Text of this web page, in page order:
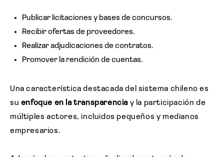
Publicar licitaciones y bases de concursos.
Recibir ofertas de proveedores.
Realizar adjudicaciones de contratos.
Promover la rendición de cuentas.
Una característica destacada del sistema chileno es
su enfoque en la transparencia y la participación de
múltiples actores, incluidos pequeños y medianos
empresarios.